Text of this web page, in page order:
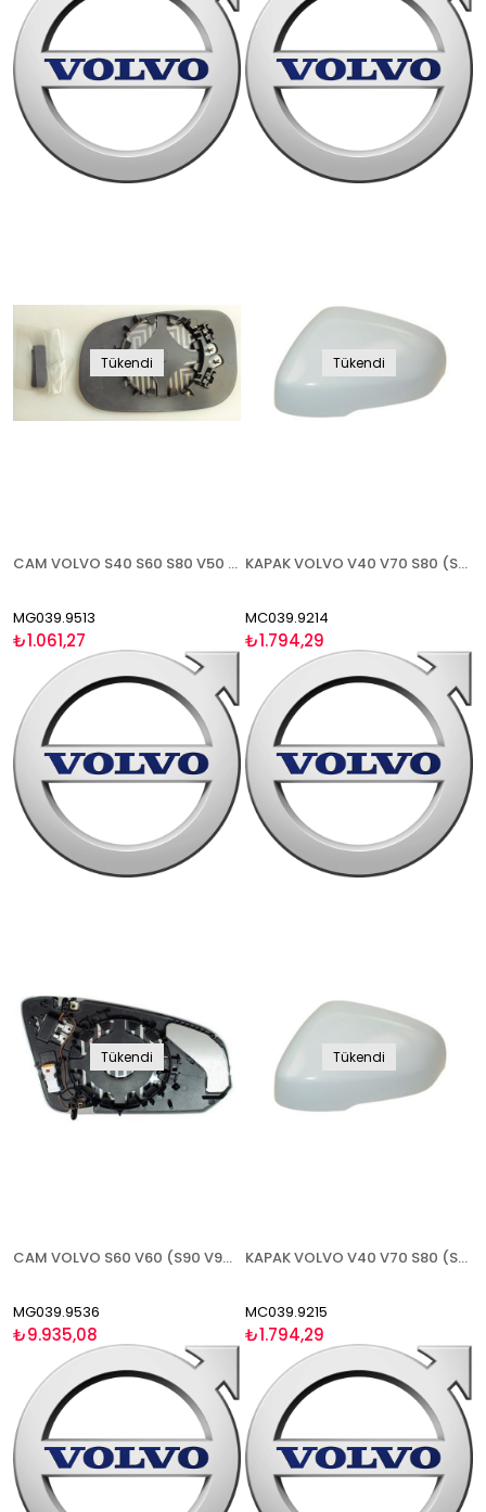
Tükendi
CAM VOLVO S40 S60 S80 V50 C30 (C70 2008- V70 2007-) 2006-2009 ISITMALI SAĞ
MG039.9513
₺1.061,27
Tükendi
KAPAK VOLVO V40 V70 S80 (S60 V60 2011-2016) 2012- ASTARLI LED SİNYALLİ TİP SOL
MC039.9214
₺1.794,29
Tükendi
CAM VOLVO S60 V60 (S90 V90 2017-) 2019- ISITMALI KARARTMALI ASFERİK SOL
MG039.9536
₺9.935,08
Tükendi
KAPAK VOLVO V40 V70 S80 (S60 V60 2011-2016) 2012- ASTARLI LED SİNYALLİ TİP SAĞ
MC039.9215
₺1.794,29